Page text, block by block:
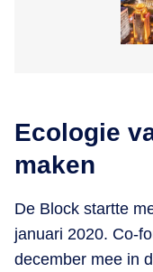
Ecologie
maken
De Block startte
januari 2020. Co-
december mee in